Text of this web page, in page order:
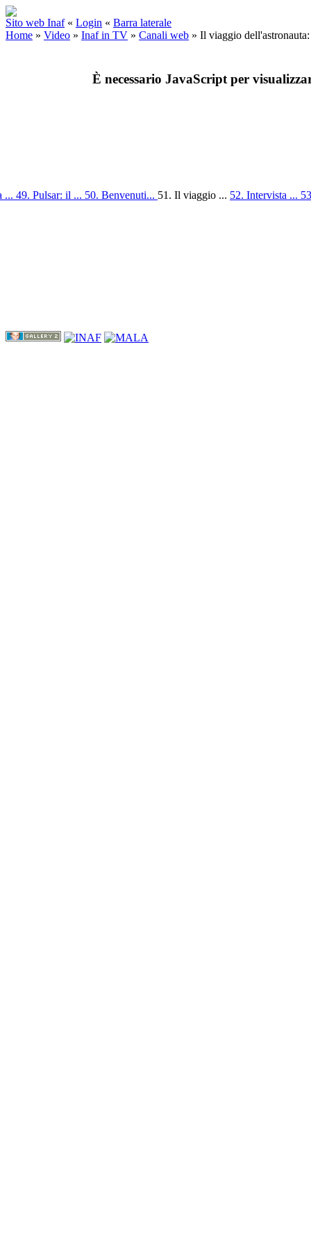
Sito web Inaf « Login « Barra laterale
Home » Video » Inaf in TV » Canali web » Il viaggio
È necessario JavaScript per
... 49. Pulsar: il ... 50. Benvenuti... 51. Il viaggio ... 52. Intervista ...